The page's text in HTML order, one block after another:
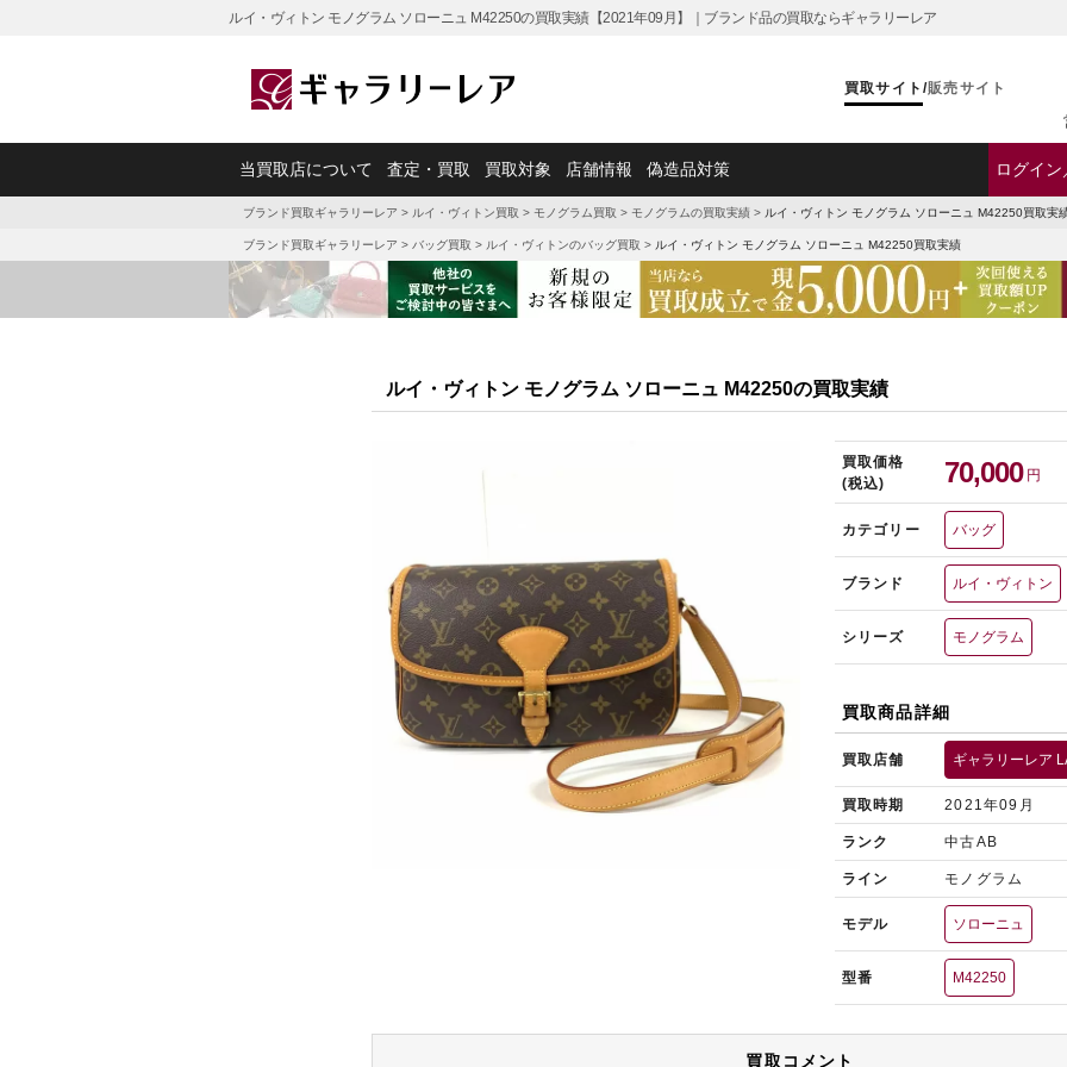
ルイ・ヴィトン モノグラム ソローニュ M42250の買取実績【2021年09月】｜ブランド品の買取ならギャラリーレア
買取サイト /販売サイト
当買取店について 査定・買取 買取対象 店舗情報 偽造品対策 ログイ
ブランド買取ギャラリーレア > ルイ・ヴィトン買取 > モノグラム買取 > モノグラムの買取実績 > ルイ・ヴィトン モノグラム ソローニュ M42250買取実
ブランド買取ギャラリーレア > バッグ買取 > ルイ・ヴィトンのバッグ買取 > ルイ・ヴィトン モノグラム ソローニュ M42250買取実績
ルイ・ヴィトン モノグラム ソローニュ M42250の買取実績
買取価格
(税込)
70,000 円
カテゴリー バッグ
ブランド ルイ・ヴィトン
シリーズ モノグラム
買取商品詳細
買取店舗 ギャラリーレア
買取時期 2021年09月
ランク 中古AB
ライン モノグラム
モデル ソローニュ
型番 M42250
買取コメント